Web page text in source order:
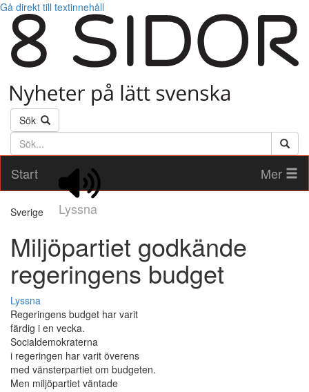
Gå direkt till textinnehåll
Sök
Söktext
Start
Lyssna
Mer
Sverige
Miljöpartiet godkände
regeringens budget
Lyssna
Regeringens budget har varit
färdig i en vecka.
Socialdemokraterna
i regeringen har varit överens
med vänsterpartiet om budgeten.
Men miljöpartiet väntade